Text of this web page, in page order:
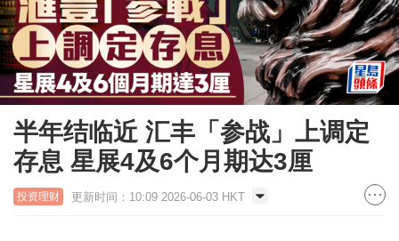
半年结临近 汇丰「参战」上调定
存息 星展4及6个月期达3厘
投资理财 更新时间：10:09 2026-06-03 HKT